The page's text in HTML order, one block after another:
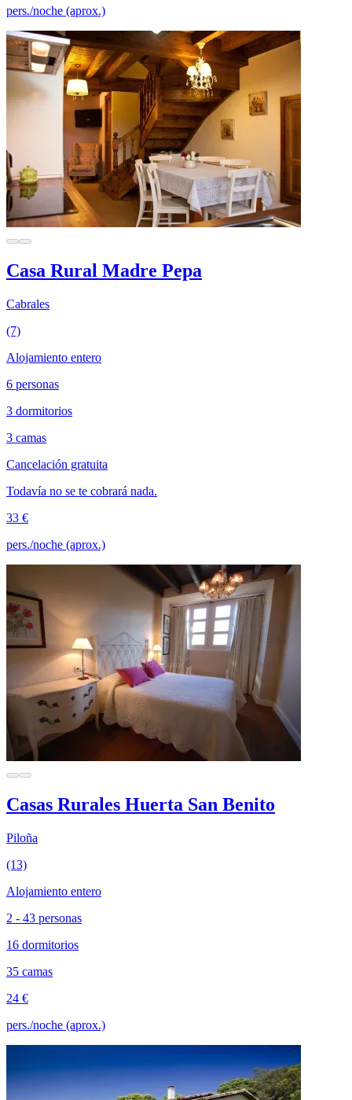
pers./noche (aprox.)
Casa Rural Madre Pepa
Cabrales
(7)
Alojamiento entero
6 personas
3 dormitorios
3 camas
Cancelación gratuita
Todavía no se te cobrará nada.
33 €
pers./noche (aprox.)
Casas Rurales Huerta San Benito
Piloña
(13)
Alojamiento entero
2 - 43 personas
16 dormitorios
35 camas
24 €
pers./noche (aprox.)